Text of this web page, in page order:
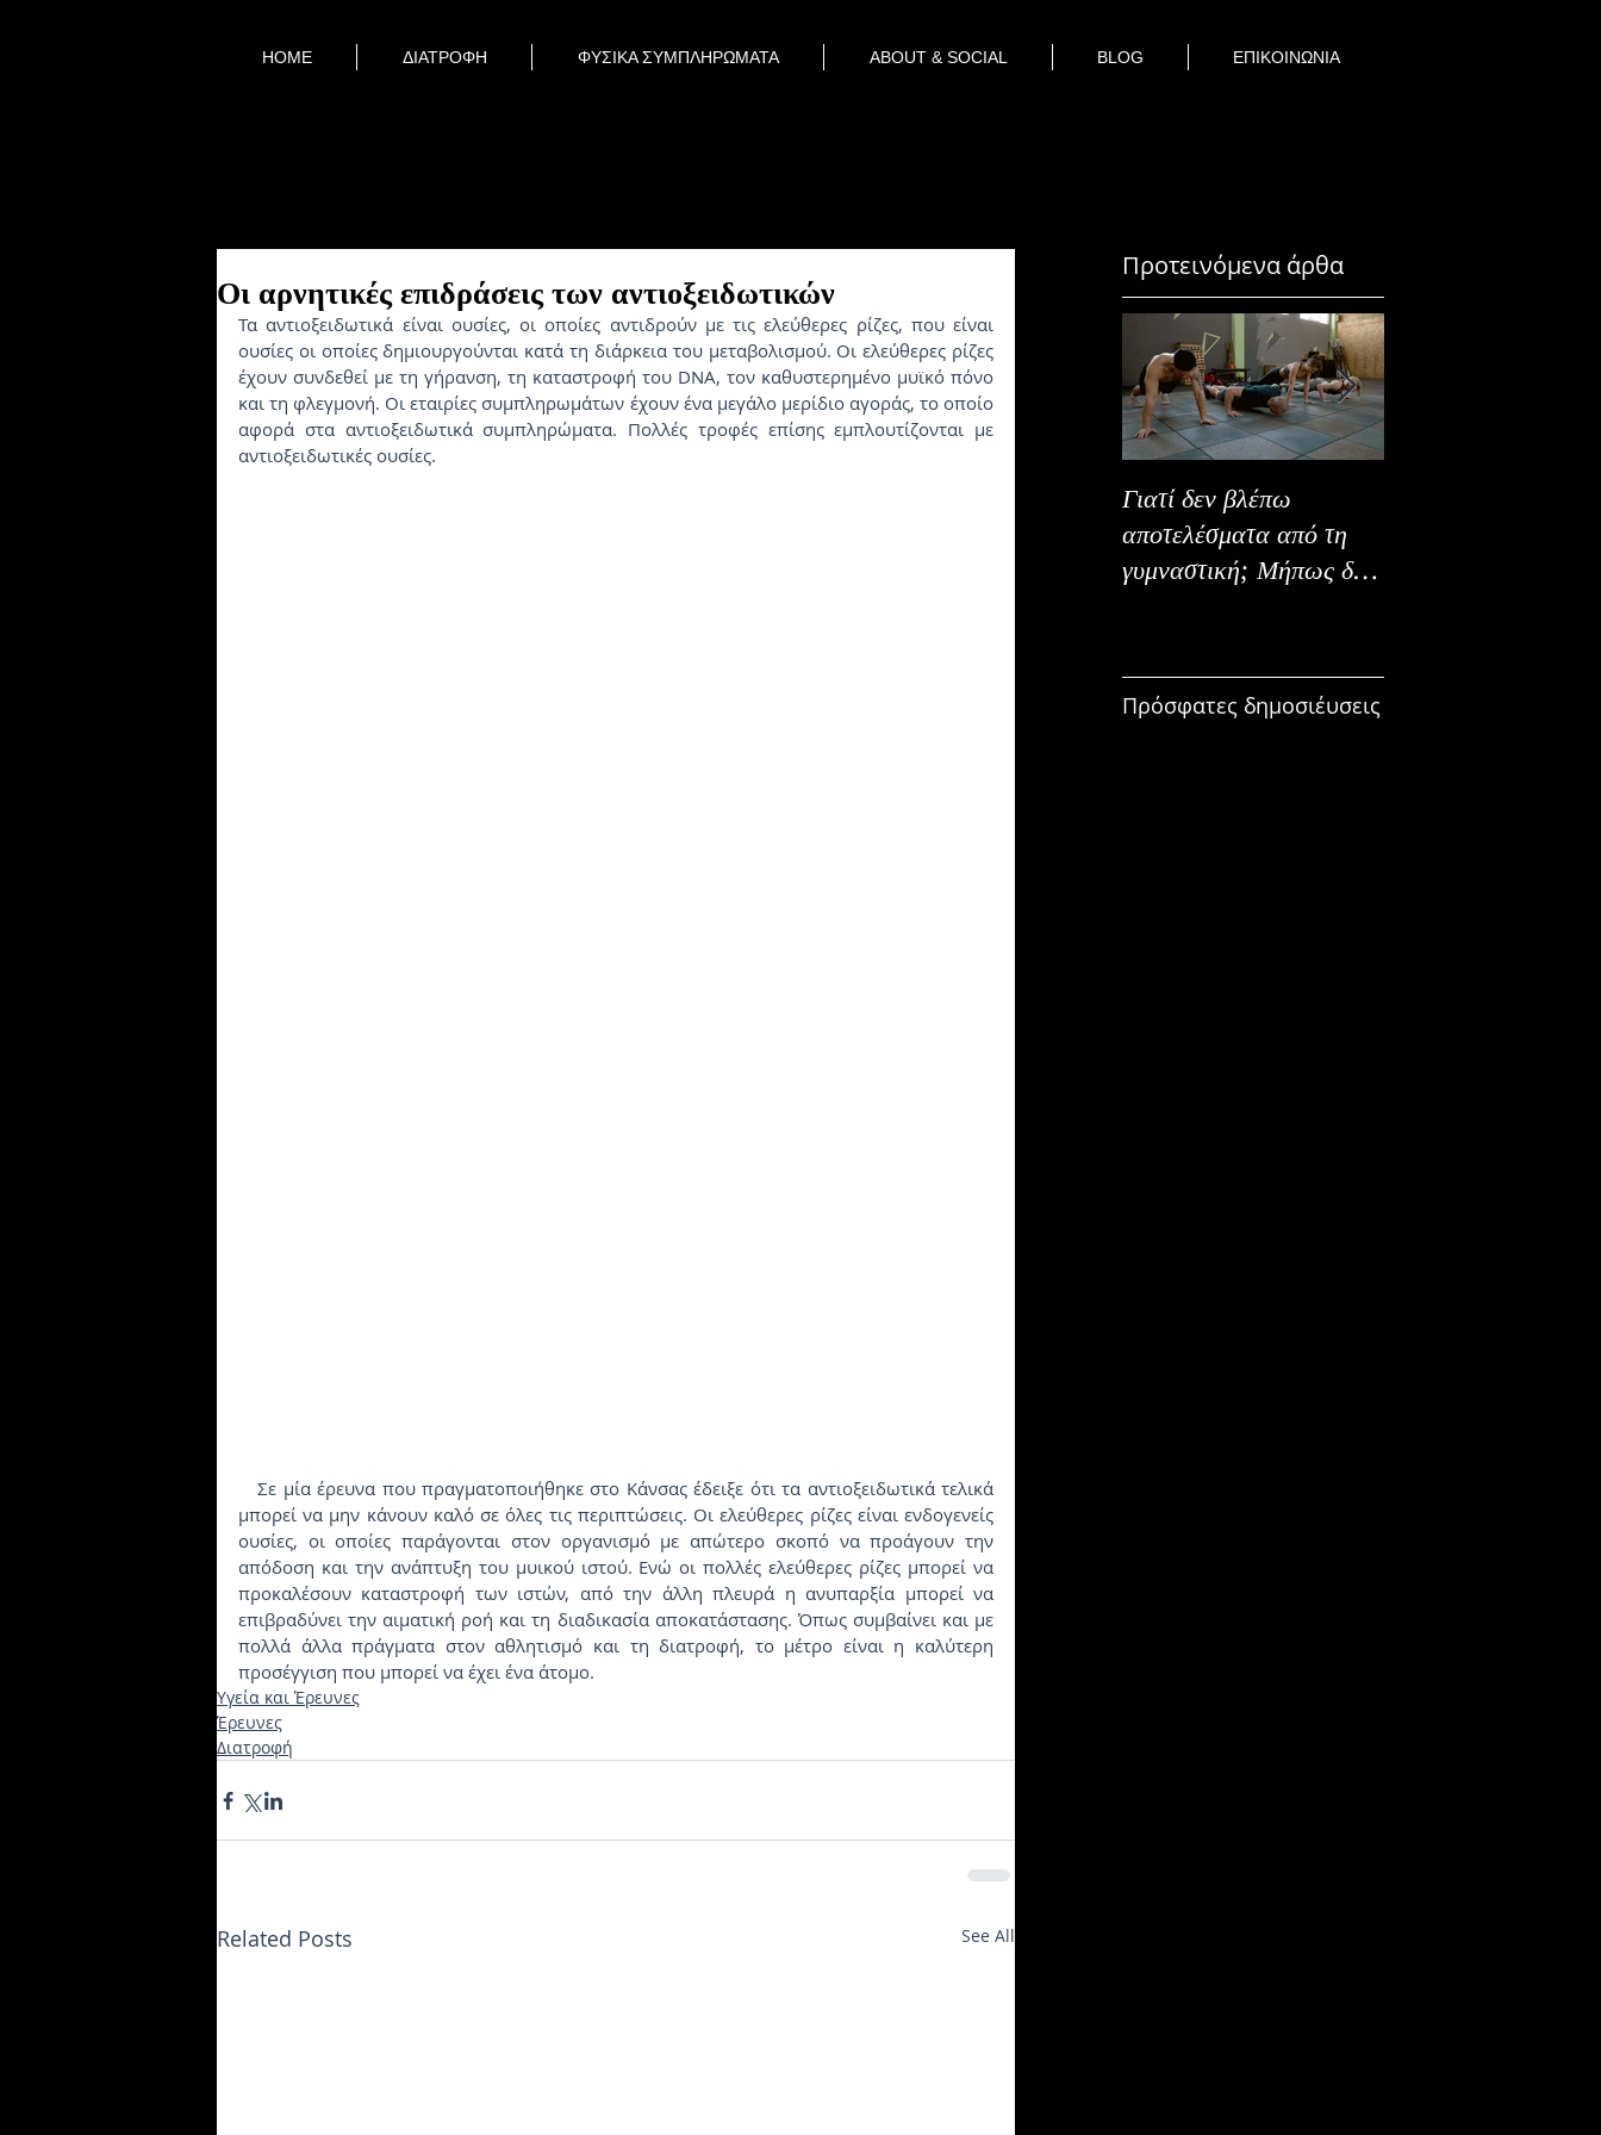
Οι αρνητικές επιδράσεις των αντιοξειδωτικών
Τα αντιοξειδωτικά είναι ουσίες, οι οποίες αντιδρούν με τις ελεύθερες ρίζες, που είναι
ουσίες οι οποίες δημιουργούνται κατά τη διάρκεια του μεταβολισμού. Οι ελεύθερες ρίζες
έχουν συνδεθεί με τη γήρανση, τη καταστροφή του DNA, τον καθυστερημένο μυϊκό πόνο
και τη φλεγμονή. Οι εταιρίες συμπληρωμάτων έχουν ένα μεγάλο μερίδιο αγοράς, το οποίο
αφορά στα αντιοξειδωτικά συμπληρώματα. Πολλές τροφές επίσης εμπλουτίζονται με
αντιοξειδωτικές ουσίες.
   Σε μία έρευνα που πραγματοποιήθηκε στο Κάνσας έδειξε ότι τα αντιοξειδωτικά τελικά
μπορεί να μην κάνουν καλό σε όλες τις περιπτώσεις. Οι ελεύθερες ρίζες είναι ενδογενείς
ουσίες, οι οποίες παράγονται στον οργανισμό με απώτερο σκοπό να προάγουν την
απόδοση και την ανάπτυξη του μυικού ιστού. Ενώ οι πολλές ελεύθερες ρίζες μπορεί να
προκαλέσουν καταστροφή των ιστών, από την άλλη πλευρά η ανυπαρξία μπορεί να
επιβραδύνει την αιματική ροή και τη διαδικασία αποκατάστασης. Όπως συμβαίνει και με
πολλά άλλα πράγματα στον αθλητισμό και τη διατροφή, το μέτρο είναι η καλύτερη
προσέγγιση που μπορεί να έχει ένα άτομο.
Υγεία και Έρευνες
Έρευνες
Διατροφή
Related Posts See All
Προτεινόμενα άρθα
Γιατί δεν βλέπω
αποτελέσματα από τη
γυμναστική; Μήπως δεν
Πρόσφατες δημοσιέυσεις
HOME ΔΙΑΤΡΟΦΗ ΦΥΣΙΚΑ ΣΥΜΠΛΗΡΩΜΑΤΑ ABOUT & SOCIAL BLOG ΕΠΙΚΟΙΝΩΝΙΑ